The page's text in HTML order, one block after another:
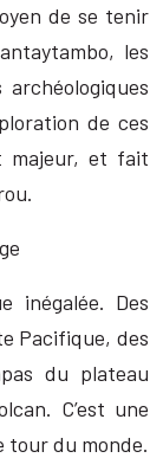
de se tenir
les
de ces
majeur, et fait
inégalée. Des
Pacifique, des
du plateau
C’est une
tour du monde.